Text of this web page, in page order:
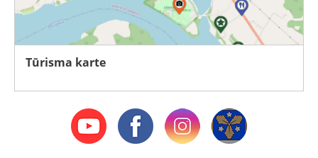
Tūrisma karte